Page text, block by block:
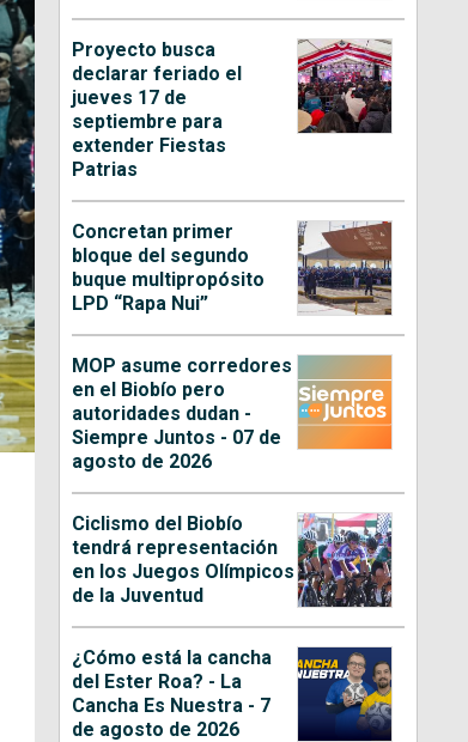
Proyecto busca
declarar feriado el
jueves 17 de
septiembre para
extender Fiestas
Patrias
Concretan primer
bloque del segundo
buque multipropósito
LPD “Rapa Nui”
MOP asume corredores
en el Biobío pero
autoridades dudan -
Siempre Juntos - 07 de
agosto de 2026
Ciclismo del Biobío
tendrá representación
en los Juegos Olímpicos
de la Juventud
¿Cómo está la cancha
del Ester Roa? - La
Cancha Es Nuestra - 7
de agosto de 2026